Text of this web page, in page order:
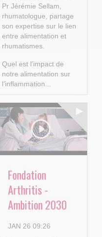
Pr Jérémie Sellam,
rhumatologue, partage
son expertise sur le lien
entre alimentation et
rhumatismes.
Quel est l’impact de
notre alimentation sur
l’inflammation...
Fondation
Arthritis -
Ambition 2030
JAN 26 09:26